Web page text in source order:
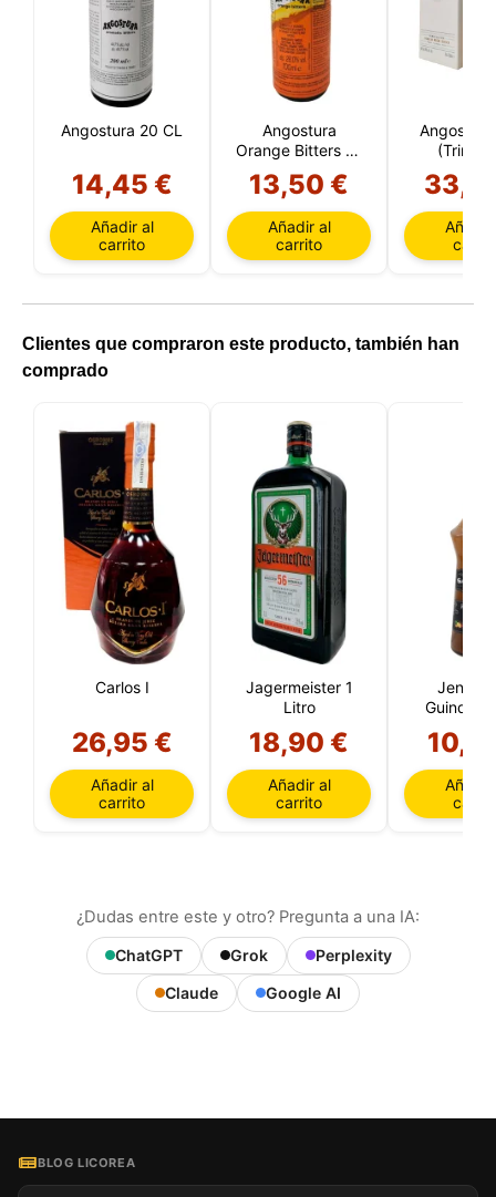
Angostura 20 CL
14,45 €
Añadir al
carrito
Angostura
Orange Bitters 10
CL
13,50 €
Añadir al
carrito
Añadir
Clientes que compraron este producto, también han
comprado
Carlos I
26,95 €
Añadir al
carrito
Jagermeister 1
Litro
18,90 €
Añadir al
carrito
Guindilla
Añadir
¿Dudas entre este y otro? Pregunta a una IA:
ChatGPT Grok
Perplexity
Claude
Google AI
BLOG LICOREA